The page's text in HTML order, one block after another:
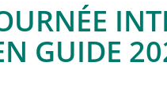
GUIDE